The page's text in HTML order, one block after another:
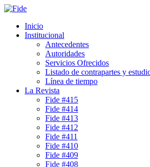
Inicio
Institucional
Antecedentes
Autoridades
Servicios Ofrecidos
Listado de contrapartes y
Línea de tiempo
La Revista
Fide #415
Fide #414
Fide #413
Fide #412
Fide #411
Fide #410
Fide #409
Fide #408